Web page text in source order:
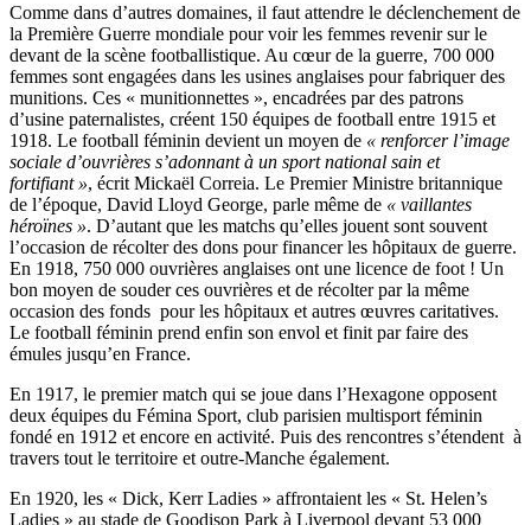
Comme dans d’autres domaines, il faut attendre le déclenchement de
la Première Guerre mondiale pour voir les femmes revenir sur le
devant de la scène footballistique. Au cœur de la guerre, 700 000
femmes sont engagées dans les usines anglaises pour fabriquer des
munitions. Ces « munitionnettes », encadrées par des patrons
d’usine paternalistes, créent 150 équipes de football entre 1915 et
1918. Le football féminin devient un moyen de « renforcer l’image
sociale d’ouvrières s’adonnant à un sport national sain et
fortifiant », écrit Mickaël Correia. Le Premier Ministre britannique
de l’époque, David Lloyd George, parle même de « vaillantes
héroïnes ». D’autant que les matchs qu’elles jouent sont souvent
l’occasion de récolter des dons pour financer les hôpitaux de guerre.
En 1918, 750 000 ouvrières anglaises ont une licence de foot ! Un
bon moyen de souder ces ouvrières et de récolter par la même
occasion des fonds pour les hôpitaux et autres œuvres caritatives.
Le football féminin prend enfin son envol et finit par faire des
émules jusqu’en France.
En 1917, le premier match qui se joue dans l’Hexagone opposent
deux équipes du Fémina Sport, club parisien multisport féminin
fondé en 1912 et encore en activité. Puis des rencontres s’étendent à
travers tout le territoire et outre-Manche également.
En 1920, les « Dick, Kerr Ladies » affrontaient les « St. Helen’s
Ladies » au stade de Goodison Park à Liverpool devant 53 000